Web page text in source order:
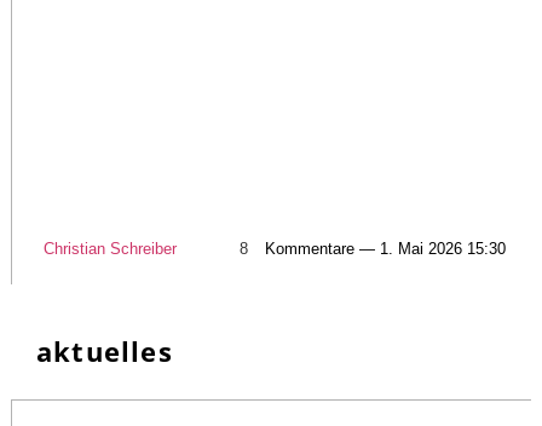
Christian Schreiber 8 Kommentare — 1. Mai 2026 15:30
aktuelles